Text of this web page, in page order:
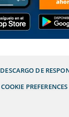
DESCARGO DE
COOKIE PREFERENCES